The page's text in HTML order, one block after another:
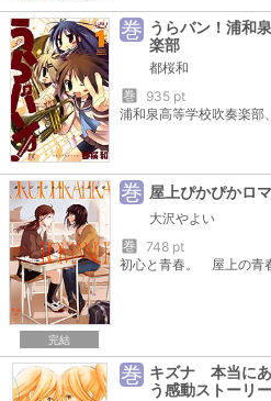
巻 うらバン！浦和
楽部
都桜和
巻
935 pt
完結
巻 屋上ぴかぴかロ
大沢やよい
巻
748 pt
巻 キズナ 本当に
う感動ストーリー